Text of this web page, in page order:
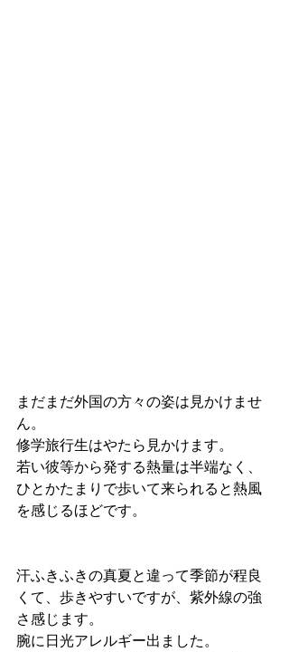
まだまだ外国の方々の姿は見かけませ
ん。
修学旅行生はやたら見かけます。
若い彼等から発する熱量は半端なく、
ひとかたまりで歩いて来られると熱風
を感じるほどです。
汗ふきふきの真夏と違って季節が程良
くて、歩きやすいですが、紫外線の強
さ感じます。
腕に日光アレルギー出ました。